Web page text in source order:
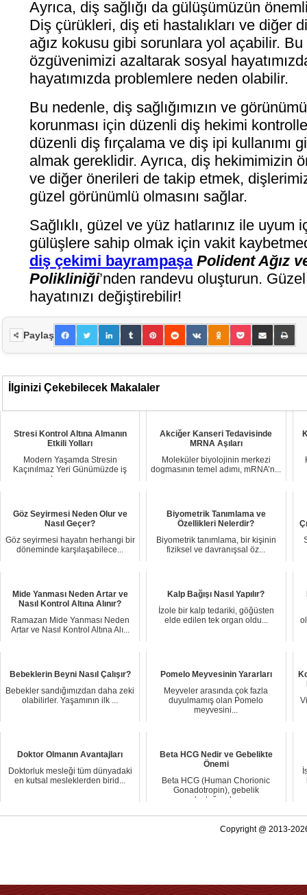
Ayrıca, diş sağlığı da gülüşümüzün
Diş çürükleri, diş eti hastalıkları ve diğer
ağız kokusu gibi sorunlara yol açabilir. Bu
özgüvenimizi azaltarak sosyal
hayatımızda problemlere neden olabilir.
Bu nedenle, diş sağlığımızın ve
korunması için düzenli diş hekimi
düzenli diş fırçalama ve diş ipi kullanımı
almak gereklidir. Ayrıca, diş hekimimizin
ve diğer önerileri de takip etmek,
güzel görünümlü olmasını sağlar.
Sağlıklı, güzel ve yüz hatlarınız ile uyum
gülüşlere sahip olmak için vakit
diş çekimi bayrampaşa Polident Ağız
Polikliniği’nden randevu oluşturun.
hayatınızı değiştirebilir!
Paylaş
İlginizi Çekebilecek Makalaler
Stresi Kontrol Altına Almanın
Etkili Yolları
Modern Yaşamda Stresin
Kaçınılmaz Yeri Günümüzde iş
temposu...
Akciğer Kanseri Tedavisinde
MRNA Aşıları
Moleküler biyolojinin merkezi
dogmasının temel adımı, mRNA’n...
Göz Seyirmesi Neden Olur ve
Nasıl Geçer?
Göz seyirmesi hayatın herhangi bir
döneminde karşılaşabilece...
Biyometrik Tanımlama ve
Özellikleri Nelerdir?
Biyometrik tanımlama, bir kişinin
fiziksel ve davranışsal öz...
Mide Yanması Neden Artar ve
Nasıl Kontrol Altına Alınır?
Ramazan Mide Yanması Neden
Artar ve Nasıl Kontrol Altına Alı...
Kalp Bağışı Nasıl Yapılır?
İzole bir kalp tedariki, göğüsten
elde edilen tek organ oldu...
Bebeklerin Beyni Nasıl Çalışır?
Bebekler sandığımızdan daha zeki
olabilirler. Yaşamının ilk ...
Pomelo Meyvesinin Yararları
Meyveler arasında çok fazla
duyulmamış olan Pomelo
meyvesini...
Doktor Olmanın Avantajları
Doktorluk mesleği tüm dünyadaki
en kutsal mesleklerden birid...
Beta HCG Nedir ve Gebelikte
Önemi
Beta HCG (Human Chorionic
Gonadotropin), gebelik
oluştuğunda...
Copyright @ 2013-